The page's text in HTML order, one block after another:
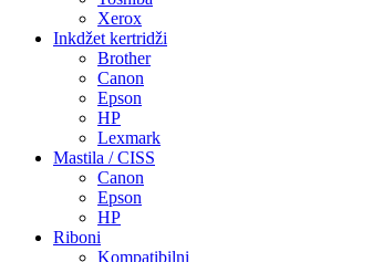
Xerox
Inkdžet kertridži
Brother
Canon
Epson
HP
Lexmark
Mastila / CISS
Canon
Epson
HP
Riboni
Kompatibilni